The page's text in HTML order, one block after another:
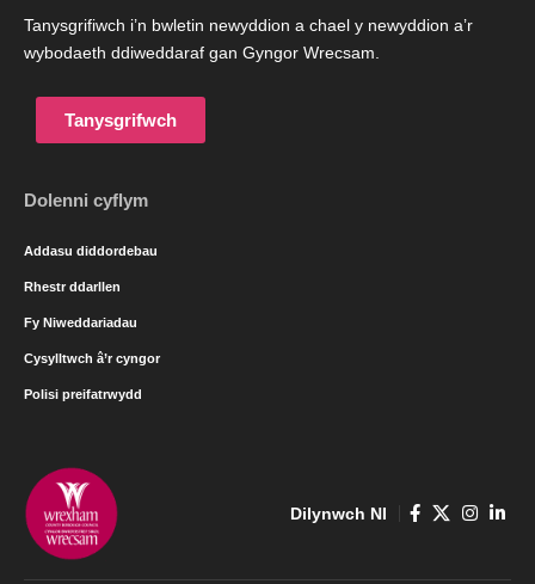
Tanysgrifiwch i’n bwletin newyddion a chael y newyddion a’r
wybodaeth ddiweddaraf gan Gyngor Wrecsam.
Tanysgrifwch
Dolenni cyflym
Addasu diddordebau
Rhestr ddarllen
Fy Niweddariadau
Cysylltwch â’r cyngor
Polisi preifatrwydd
Dilynwch NI